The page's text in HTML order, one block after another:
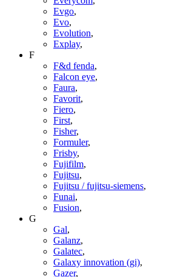
Evgo,
Evo,
Evolution,
Explay,
F
F&d fenda,
Falcon eye,
Faura,
Favorit,
Fiero,
First,
Fisher,
Formuler,
Frisby,
Fujifilm,
Fujitsu,
Fujitsu / fujitsu-siemens,
Funai,
Fusion,
G
Gal,
Galanz,
Galatec,
Galaxy innovation (gi),
Gazer,